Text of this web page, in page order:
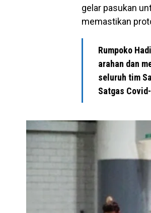
gelar pasukan
memastikan
Rumpoko
arahan dan
seluruh tim
Satgas